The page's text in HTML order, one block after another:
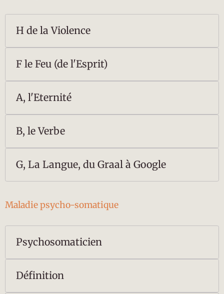
H de la Violence
F le Feu (de l'Esprit)
A, l'Eternité
B, le Verbe
G, La Langue, du Graal à Google
Maladie psycho-somatique
Psychosomaticien
Définition